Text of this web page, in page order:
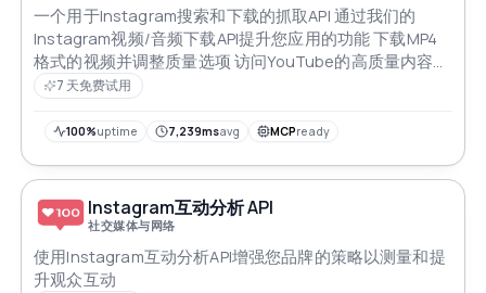
一个用于Instagram搜索和下载的抓取API 通过我们的
Instagram视频/音频下载API提升您应用的功能 下载MP4
格式的视频并调整质量选项 访问YouTube的高质量内容
立即处理并为用户提供一个方便的工具用于处理视频和音
7 天免费试用
100%uptime 7,239msavg MCPready
Instagram互动分析 API
社交媒体与网络
使用Instagram互动分析API增强您品牌的策略以测量和提
升观众互动